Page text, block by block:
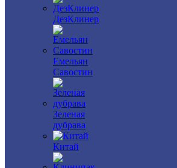
ДезКлинер
Емельян
Савостин
Зеленая
дубрава
Китай